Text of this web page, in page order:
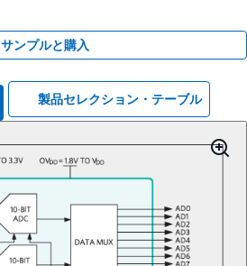
サンプルと購入
製品セレクション・テーブル